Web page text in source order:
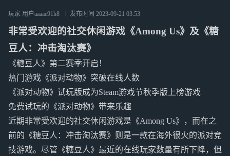
玩家 用户aaaae91h8 发布时间 2023-09-21 03:53
非常受欢迎的社交休闲游戏《Among Us》及《糖
豆人：冲击淘汰赛》
《糖豆人》第二赛季开启！
热门游戏《派对动物》突破在线人数
《派对动物》试玩版成为Steam游戏节秋季版上榜游戏
免费试玩的《派对动物》带来乐趣
近期非常受欢迎的社交休闲游戏是《Among Us》，而在之
前的《糖豆人：冲击淘汰赛》则是一款在海外很火的派对竞
技游戏。尽管《糖豆人》最近的在线玩家数量有所下降，但